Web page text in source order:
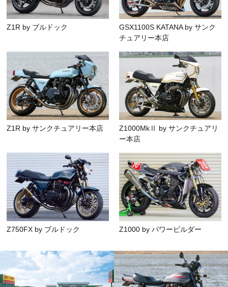
Z1R by ブルドック
GSX1100S KATANA by サンク
チュアリー本店
Z1R by サンクチュアリー本店
Z1000MkⅡ by サンクチュアリ
ー本店
Z750FX by ブルドック Z1000 by パワービルダー